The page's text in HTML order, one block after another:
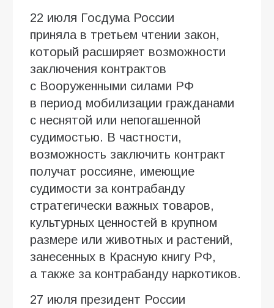
22 июля Госдума России
приняла в третьем чтении закон,
который расширяет возможности
заключения контрактов
с Вооруженными силами РФ
в период мобилизации гражданами
с неснятой или непогашенной
судимостью. В частности,
возможность заключить контракт
получат россияне, имеющие
судимости за контрабанду
стратегически важных товаров,
культурных ценностей в крупном
размере или животных и растений,
занесенных в Красную книгу РФ,
а также за контрабанду наркотиков.
27 июля президент России